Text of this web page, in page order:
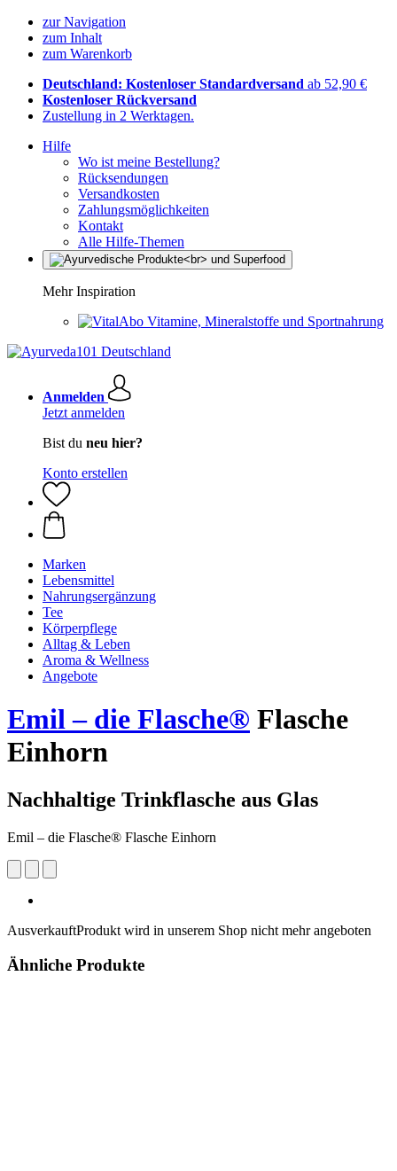
zur Navigation
zum Inhalt
zum Warenkorb
Deutschland: Kostenloser Standardversand ab 52,90 €
Kostenloser Rückversand
Zustellung in 2 Werktagen.
Hilfe
Wo ist meine Bestellung?
Rücksendungen
Versandkosten
Zahlungsmöglichkeiten
Kontakt
Alle Hilfe-Themen
Mehr Inspiration
Vitamine, Mineralstoffe und Sportnahrung
Anmelden
Jetzt anmelden
Bist du neu hier?
Konto erstellen
Marken
Lebensmittel
Nahrungsergänzung
Tee
Körperpflege
Alltag & Leben
Aroma & Wellness
Angebote
Emil – die Flasche® Flasche
Einhorn
Nachhaltige Trinkflasche aus Glas
Emil – die Flasche® Flasche Einhorn
AusverkauftProdukt wird in unserem Shop nicht mehr angeboten
Ähnliche Produkte